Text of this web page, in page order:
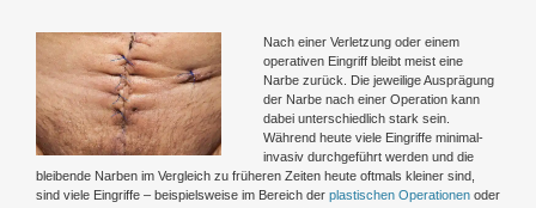
grösseres
Bild
Nach einer Verletzung oder einem
operativen Eingriff bleibt meist eine
Narbe zurück. Die jeweilige Ausprägung
der Narbe nach einer Operation kann
dabei unterschiedlich stark sein.
Während heute viele Eingriffe minimal-
invasiv durchgeführt werden und die
bleibende Narben im Vergleich zu früheren Zeiten heute oftmals kleiner sind,
sind viele Eingriffe – beispielsweise im Bereich der plastischen Operationen oder